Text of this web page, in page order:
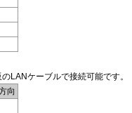
LANケーブルで接続可能です。
向